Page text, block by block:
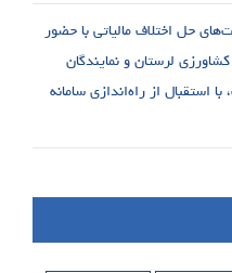
حل اختلاف مالیاتی با حضور
لرستان و نمایندگان
استقبال از راه‌اندازی سامانه